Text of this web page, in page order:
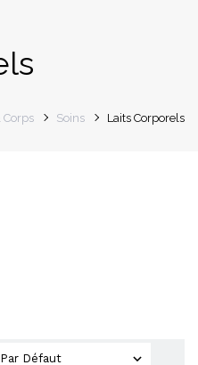
Corps Soins Laits Corporels